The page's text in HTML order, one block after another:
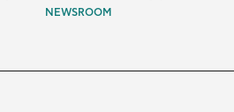
NEWSROOM